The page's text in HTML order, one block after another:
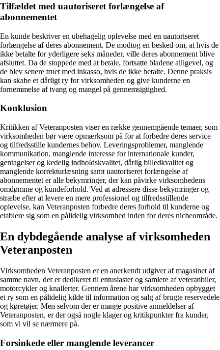
Tilfældet med uautoriseret forlængelse af
abonnementet
En kunde beskriver en ubehagelig oplevelse med en uautoriseret
forlængelse af deres abonnement. De modtog en besked om, at hvis de
ikke betalte for yderligere seks måneder, ville deres abonnement blive
afsluttet. Da de stoppede med at betale, fortsatte bladene alligevel, og
de blev senere truet med inkasso, hvis de ikke betalte. Denne praksis
kan skabe et dårligt ry for virksomheden og give kunderne en
fornemmelse af tvang og mangel på gennemsigtighed.
Konklusion
Kritikken af Veteranposten viser en række gennemgående temaer, som
virksomheden bør være opmærksom på for at forbedre deres service
og tilfredsstille kundernes behov. Leveringsproblemer, manglende
kommunikation, manglende interesse for internationale kunder,
gentagelser og kedelig indholdskvalitet, dårlig billedkvalitet og
manglende korrekturlæsning samt uautoriseret forlængelse af
abonnementet er alle bekymringer, der kan påvirke virksomhedens
omdømme og kundeforhold. Ved at adressere disse bekymringer og
stræbe efter at levere en mere professionel og tilfredsstillende
oplevelse, kan Veteranposten forbedre deres forhold til kunderne og
etablere sig som en pålidelig virksomhed inden for deres nicheområde.
En dybdegående analyse af virksomheden
Veteranposten
Virksomheden Veteranposten er en anerkendt udgiver af magasinet af
samme navn, der er dedikeret til entusiaster og samlere af veteranbiler,
motorcykler og knallerter. Gennem årene har virksomheden opbygget
et ry som en pålidelig kilde til information og salg af brugte reservedele
og køretøjer. Men selvom der er mange positive anmeldelser af
Veteranposten, er der også nogle klager og kritikpunkter fra kunder,
som vi vil se nærmere på.
Forsinkede eller manglende leverancer